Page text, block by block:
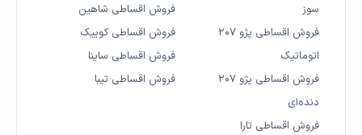
سوز
فروش اقساطی پژو ۲۰۷
اتوماتیک
فروش اقساطی پژو ۲۰۷
دنده‌ای
فروش اقساطی تارا
فروش اقساطی شاهین
فروش اقساطی کوییک
فروش اقساطی ساینا
فروش اقساطی تیبا